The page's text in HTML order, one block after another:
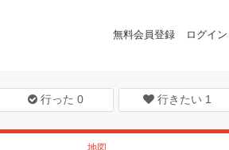
無料会員登録 ログイン
行った 0 行きたい 1
地図